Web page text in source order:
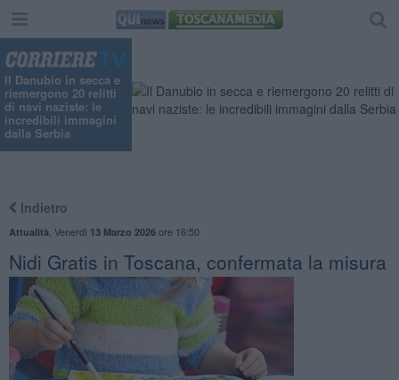
Il Danubio in secca e
riemergono 20 relitti
di navi naziste: le
incredibili immagini
dalla Serbia
Indietro
Attualità Venerdì 13 Marzo 2026ore 16:50
Nidi Gratis in Toscana, confermata la misura